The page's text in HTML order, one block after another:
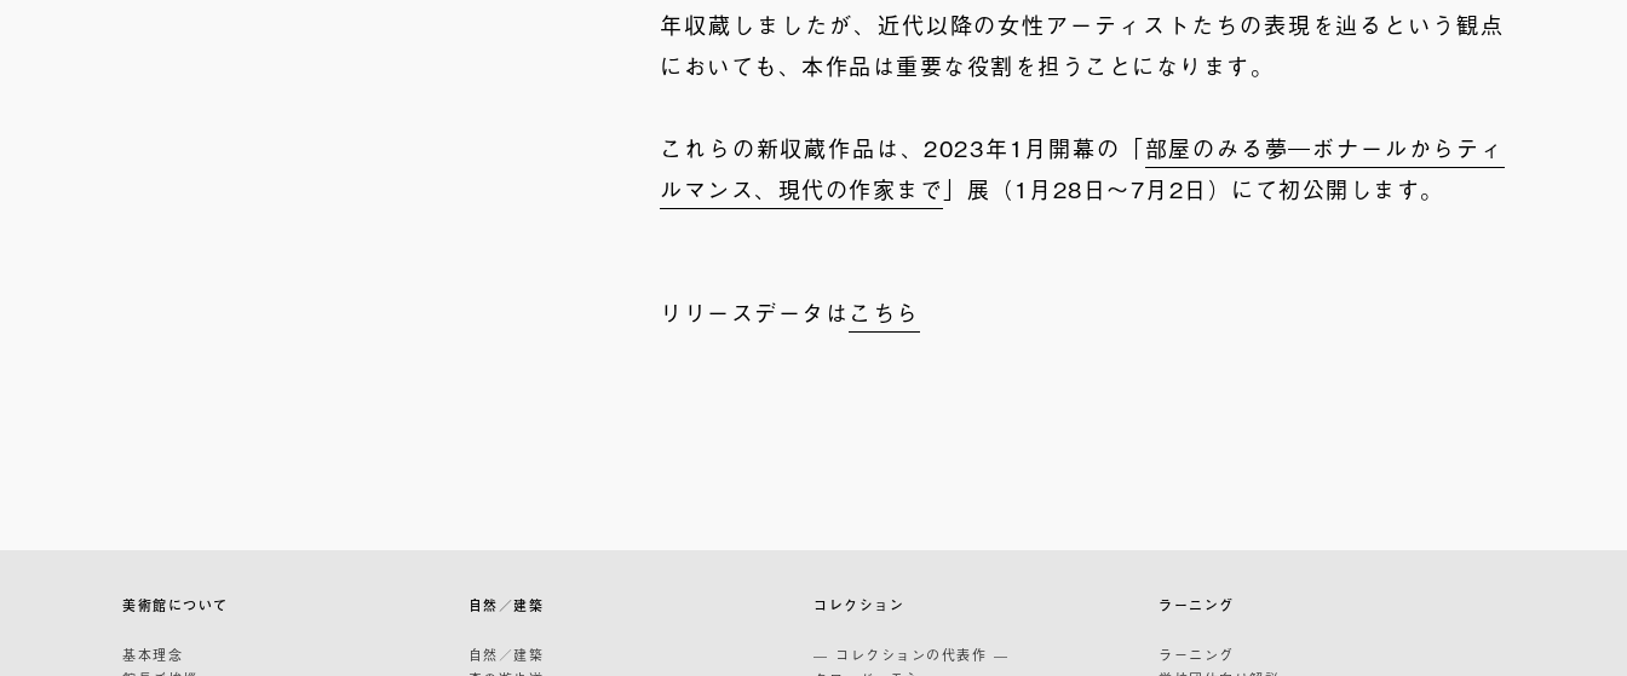
年収蔵しましたが、近代以降の女性アーティストたちの表現を辿るという観点
においても、本作品は重要な役割を担うことになります。
これらの新収蔵作品は、2023年1月開幕の「部屋のみる夢―ボナールからティ
ルマンス、現代の作家まで 」展（1月28日～7月2日）にて初公開します。
リリースデータは こちら
美術館について
基本理念
自然／建築
自然／建築
コレクション
— コレクションの代表作 —
ラーニング
ラーニング